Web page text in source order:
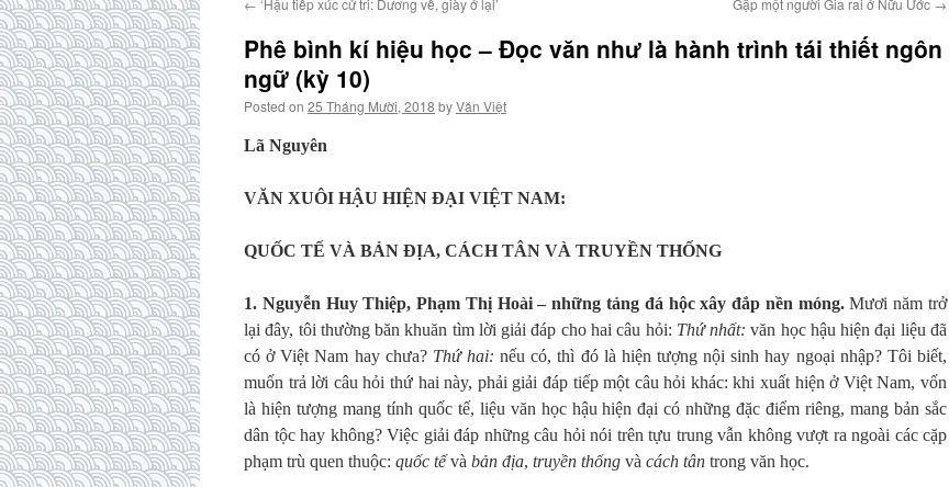
← ‘Hậu tiếp xúc cử tri: Dương về, giày ở lại’ Gặp một người Gia rai ở Nữu Ước →
Phê bình kí hiệu học – Đọc văn như là hành trình tái thiết ngôn
ngữ (kỳ 10)
Posted on 25 Tháng Mười, 2018 byVăn Việt
Lã Nguyên
VĂN XUÔI HẬU HIỆN ĐẠI VIỆT NAM:
QUỐC TẾ VÀ BẢN ĐỊA, CÁCH TÂN VÀ TRUYỀN THỐNG
1. Nguyễn Huy Thiệp, Phạm Thị Hoài – những tảng đá hộc xây đắp nền móng.Mươi năm trở
lại đây, tôi thường băn khuăn tìm lời giải đáp cho hai câu hỏi: Thứ nhất: văn học hậu hiện đại liệu đã
có ở Việt Nam hay chưa? Thứ hai: nếu có, thì đó là hiện tượng nội sinh hay ngoại nhập? Tôi biết,
muốn trả lời câu hỏi thứ hai này, phải giải đáp tiếp một câu hỏi khác: khi xuất hiện ở Việt Nam, vốn
là hiện tượng mang tính quốc tế, liệu văn học hậu hiện đại có những đặc điểm riêng, mang bản sắc
dân tộc hay không? Việc giải đáp những câu hỏi nói trên tựu trung vẫn không vượt ra ngoài các cặp
phạm trù quen thuộc: quốc tếvà bản địa, truyền thống và cách tân trong văn học.